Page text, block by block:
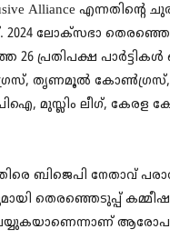
Alliance
2024 ലോക്സഭാ
26 പ്രതിപക്ഷ
തൃണമൂൽ കോൺഗ്രസ്,
മുസ്ലിം ലീഗ്, കേരള
ബിജെപി നേതാവ്
കമ്മീഷനെ